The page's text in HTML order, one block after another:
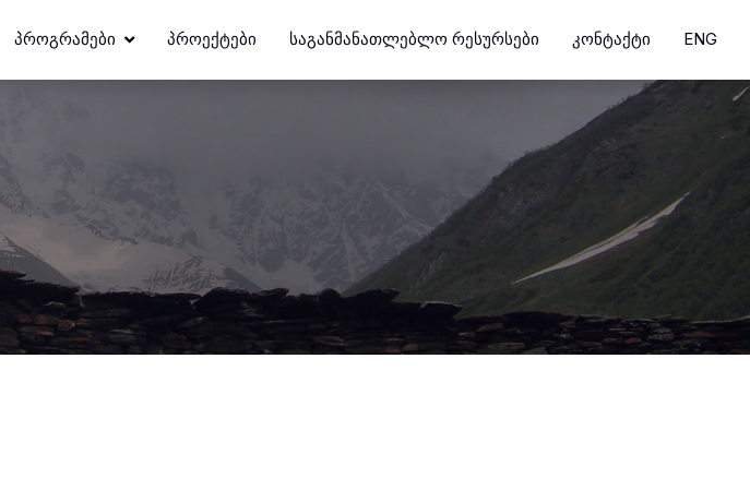
ᲞᲠᲝᲒᲠᲐᲛᲔᲑᲘ ᲞᲠᲝᲔᲥᲢᲔᲑᲘ ᲡᲐᲒᲐᲜᲛᲐᲜᲐᲗᲚᲔᲑᲚᲝ ᲠᲔᲡᲣᲠᲡᲔᲑᲘ ᲙᲝᲜᲢᲐᲥᲢᲘ ENG